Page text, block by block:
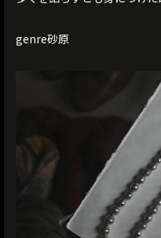
genre砂原